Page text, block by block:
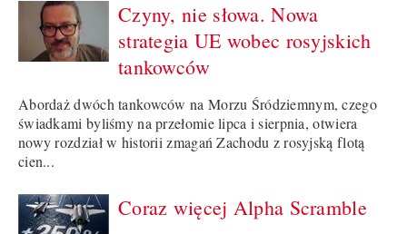
Czyny, nie słowa. Nowa
strategia UE wobec rosyjskich
tankowców
Abordaż dwóch tankowców na Morzu Śródziemnym, czego
świadkami byliśmy na przełomie lipca i sierpnia, otwiera
nowy rozdział w historii zmagań Zachodu z rosyjską flotą
cien...
Coraz więcej Alpha Scramble